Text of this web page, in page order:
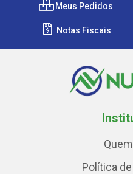
Meus Pedidos
Notas Fiscais
Política